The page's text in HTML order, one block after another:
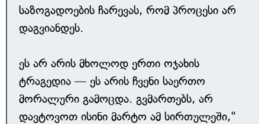
საზოგადოების ჩარევას, რომ პროცესი არ
დაგვიანდეს.
ეს არ არის მხოლოდ ერთი ოჯახის
ტრაგედია — ეს არის ჩვენი საერთო
მორალური გამოცდა. გვმართებს, არ
დავტოვოთ ისინი მარტო ამ სირთულეში,"